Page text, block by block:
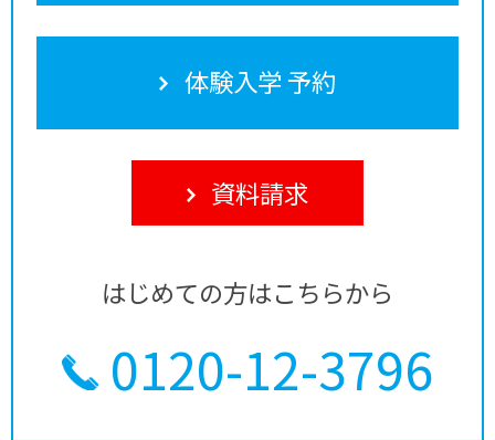
体験入学 予約
資料請求
はじめての方はこちらから
0120-12-3796